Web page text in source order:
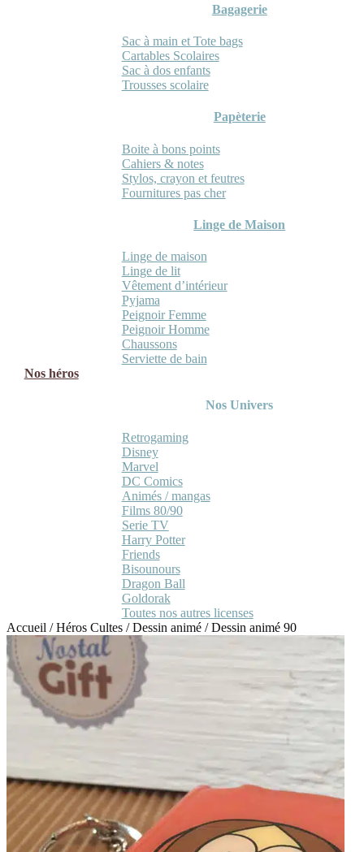
Bagagerie
Sac à main et Tote bags
Cartables Scolaires
Sac à dos enfants
Trousses scolaire
Papèterie
Boite à bons points
Cahiers & notes
Stylos, crayon et feutres
Fournitures pas cher
Linge de Maison
Linge de maison
Linge de lit
Vêtement d’intérieur
Pyjama
Peignoir Femme
Peignoir Homme
Chaussons
Serviette de bain
Nos héros
Nos Univers
Retrogaming
Disney
Marvel
DC Comics
Animés / mangas
Films 80/90
Serie TV
Harry Potter
Friends
Bisounours
Dragon Ball
Goldorak
Toutes nos autres licenses
Accueil /Héros Cultes /Dessin animé /Dessin animé 90